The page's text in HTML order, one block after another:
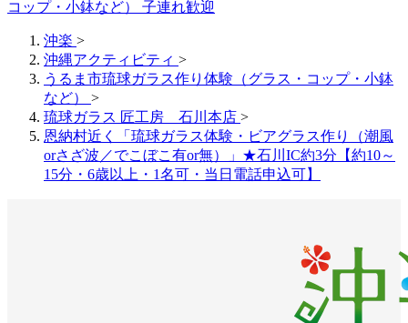
コップ・小鉢など） 子連れ歓迎
沖楽 >
沖縄アクティビティ >
うるま市琉球ガラス作り体験（グラス・コップ・小鉢
など） >
琉球ガラス 匠工房 石川本店 >
恩納村近く「琉球ガラス体験・ビアグラス作り（潮風
orさざ波／でこぼこ有or無）」★石川IC約3分【約10～
15分・6歳以上・1名可・当日電話申込可】